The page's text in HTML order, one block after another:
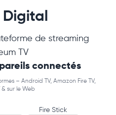
Digital
de streaming
TV
connectés
– Android TV, Amazon Fire TV,
sur le Web
Fire Stick